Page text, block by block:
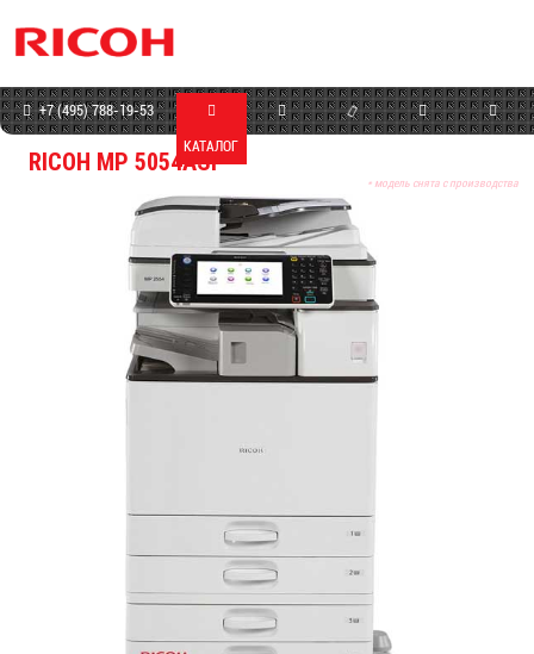
+7 (495) 788-19-53
КАТАЛОГ
RICOH MP 5054ASP
* модель снята с производства